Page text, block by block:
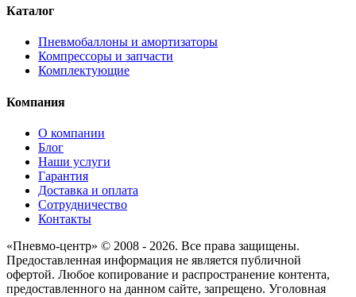
Каталог
Пневмобаллоны и амортизаторы
Компрессоры и запчасти
Комплектующие
Компания
О компании
Блог
Наши услуги
Гарантия
Доставка и оплата
Сотрудничество
Контакты
«Пневмо-центр» © 2008 - 2026. Все права защищены.
Предоставленная информация не является публичной
офертой. Любое копирование и распространение контента,
предоставленного на данном сайте, запрещено. Уголовная